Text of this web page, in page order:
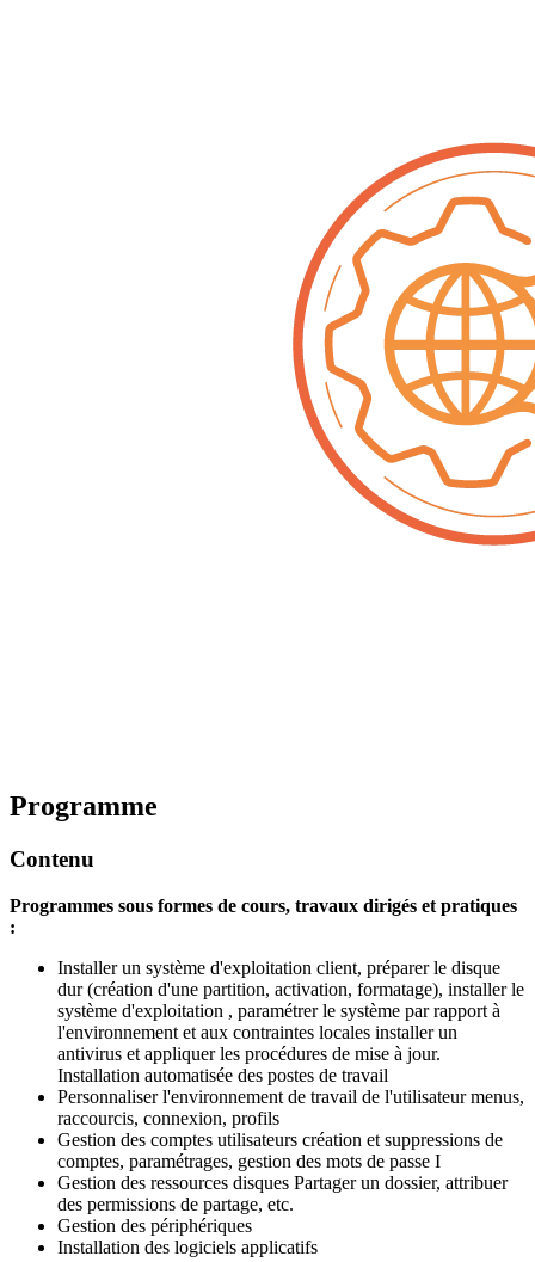
Programme
Contenu
Programmes sous formes de cours, travaux dirigés et pratiques
:
Installer un système d'exploitation client, préparer le disque
dur (création d'une partition, activation, formatage), installer le
système d'exploitation , paramétrer le système par rapport à
l'environnement et aux contraintes locales installer un
antivirus et appliquer les procédures de mise à jour.
Installation automatisée des postes de travail
Personnaliser l'environnement de travail de l'utilisateur menus,
raccourcis, connexion, profils
Gestion des comptes utilisateurs création et suppressions de
comptes, paramétrages, gestion des mots de passe I
Gestion des ressources disques Partager un dossier, attribuer
des permissions de partage, etc.
Gestion des périphériques
Installation des logiciels applicatifs